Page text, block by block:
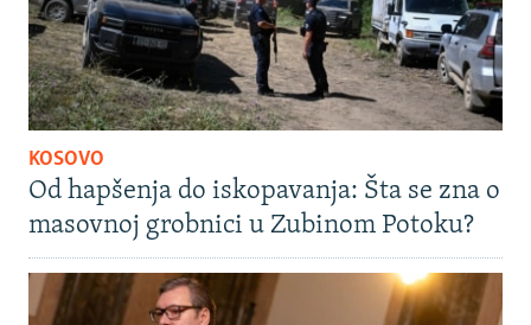
KOSOVO
Od hapšenja do iskopavanja: Šta se zna o
masovnoj grobnici u Zubinom Potoku?